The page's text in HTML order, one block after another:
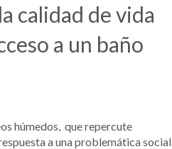
calidad de vida
a un baño
húmedos, que repercute
a una problemática social